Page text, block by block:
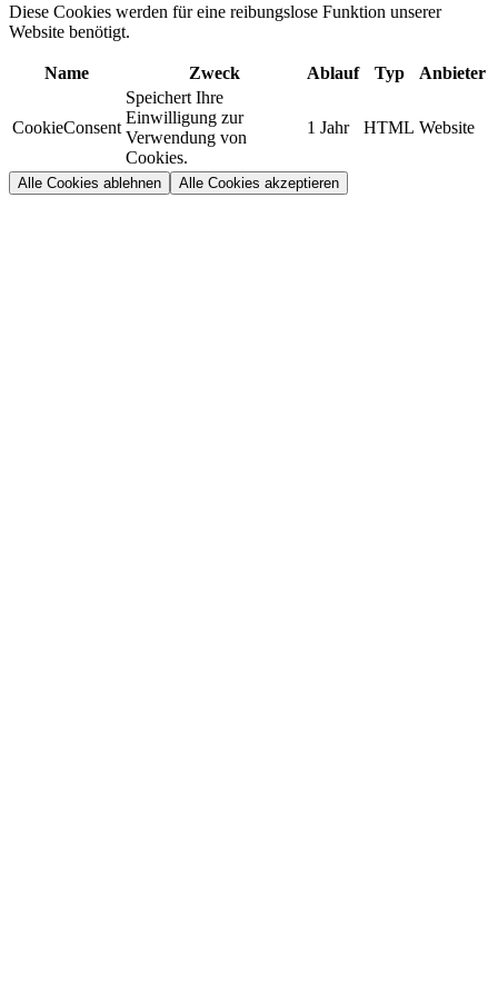
Diese Cookies werden für eine reibungslose Funktion unserer
Website benötigt.
Name Zweck Ablauf Typ Anbieter
CookieConsent
Speichert Ihre
Einwilligung zur
Verwendung von
Cookies.
1 Jahr HTML Website
Alle Cookies ablehnen Alle Cookies akzeptieren